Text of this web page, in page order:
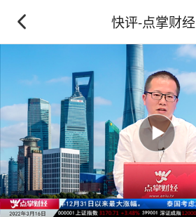
快评-点掌财经